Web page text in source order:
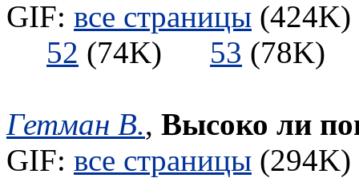
GIF: все страницы
52 (74K) 53
Гетман В., Высоко ли
GIF: все страницы